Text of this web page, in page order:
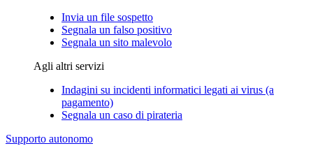
Invia un file sospetto
Segnala un falso positivo
Segnala un sito malevolo
Agli altri servizi
Indagini su incidenti informatici legati ai virus (a
pagamento)
Segnala un caso di pirateria
Supporto autonomo